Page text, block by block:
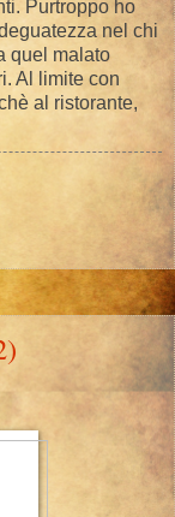
Purtroppo ho
nel chi
quel malato
Al limite con
al ristorante,